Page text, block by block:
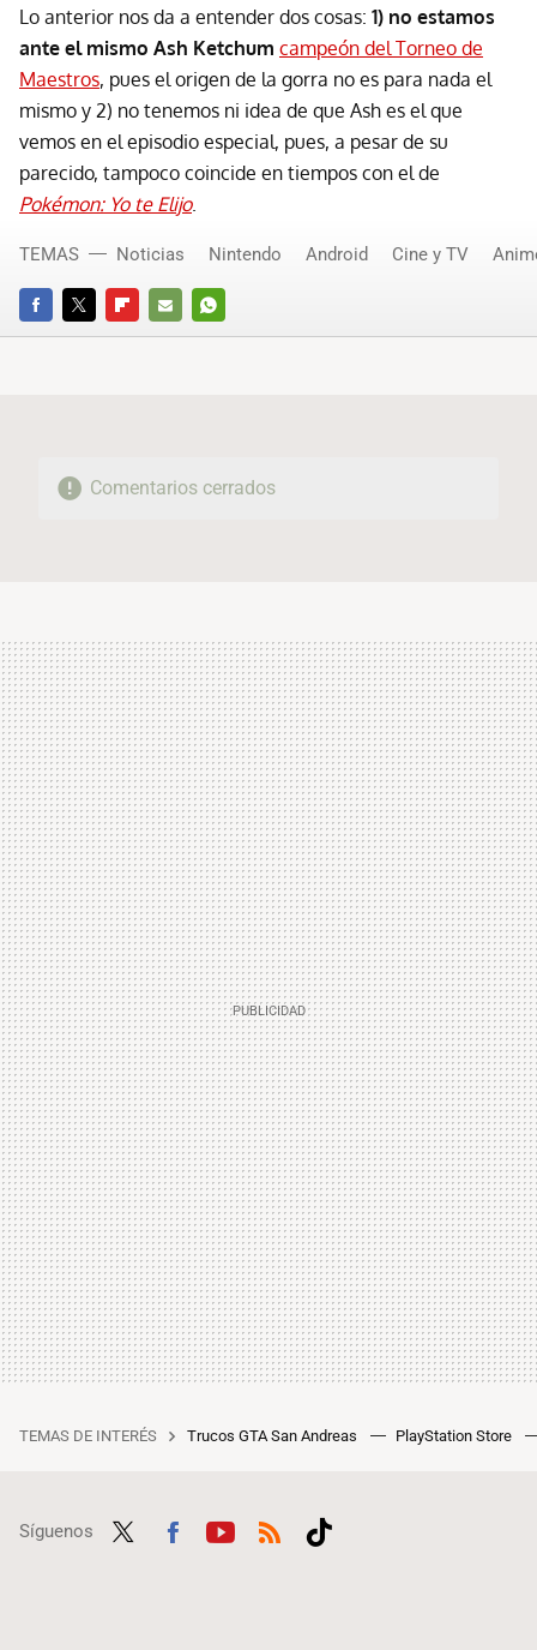
Lo anterior nos da a entender dos cosas: 1) no estamos
ante el mismo Ash Ketchum campeón del Torneo de
Maestros, pues el origen de la gorra no es para nada el
mismo y 2) no tenemos ni idea de que Ash es el que
vemos en el episodio especial, pues, a pesar de su
parecido, tampoco coincide en tiempos con el de
Pokémon: Yo te Elijo.
FACEBOOKTWITTERFLIPBOARD
E-
WHATSAPP
TEMAS Noticias Nintendo Android Cine y TV
Comentarios cerrados
TEMAS DE INTERÉS Trucos GTA San Andreas PlayStation Store
Síguenos